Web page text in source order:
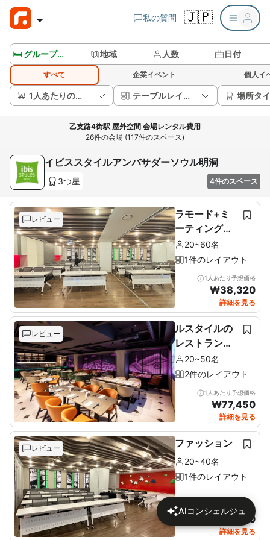
私の質問 🇯🇵
🛏️ グループルームを見る 地域 人数 日付
すべて 企業イベント 個人イ
1人あたりの価格 テーブルレイアウト 場所タ
乙支路4街駅 屋外空間 会場レンタル費用
26件の会場 (117件のスペース)
イビススタイルアンバサダーソウル明洞
3つ星 4件のスペース
レビュー
ラモード+ミ
ーティングル
ーム20~60名
1件のレイアウト
1人あたり予想価格
₩38,320
詳細を見る
レビュー
ルスタイルの
レストラン＆
ルーフトップ
20~50名
2件のレイアウト
1人あたり予想価格
₩77,450
詳細を見る
レビュー ファッション
20~40名
1件のレイアウト
1人あたり予想価格
46,170
詳細を見る
AIコンシェルジュ